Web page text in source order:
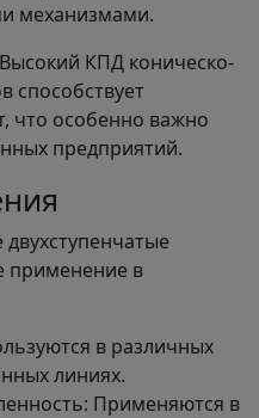
механизмами.
КПД коническо-
способствует
что особенно важно
предприятий.
применение в
в различных
линиях.
Применяются в